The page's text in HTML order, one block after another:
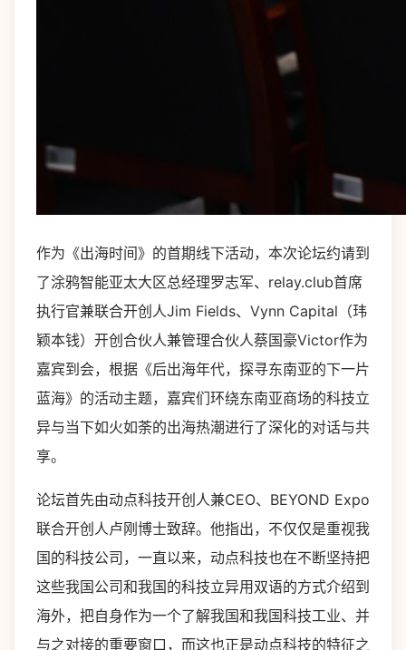
作为《出海时间》的首期线下活动，本次论坛约请到
了涂鸦智能亚太大区总经理罗志军、relay.club首席
执行官兼联合开创人Jim Fields、Vynn Capital（玮
颖本钱）开创合伙人兼管理合伙人蔡国豪Victor作为
嘉宾到会，根据《后出海年代，探寻东南亚的下一片
蓝海》的活动主题，嘉宾们环绕东南亚商场的科技立
异与当下如火如荼的出海热潮进行了深化的对话与共
享。
论坛首先由动点科技开创人兼CEO、BEYOND Expo
联合开创人卢刚博士致辞。他指出，不仅仅是重视我
国的科技公司，一直以来，动点科技也在不断坚持把
这些我国公司和我国的科技立异用双语的方式介绍到
海外，把自身作为一个了解我国和我国科技工业、并
与之对接的重要窗口，而这也正是动点科技的特征之